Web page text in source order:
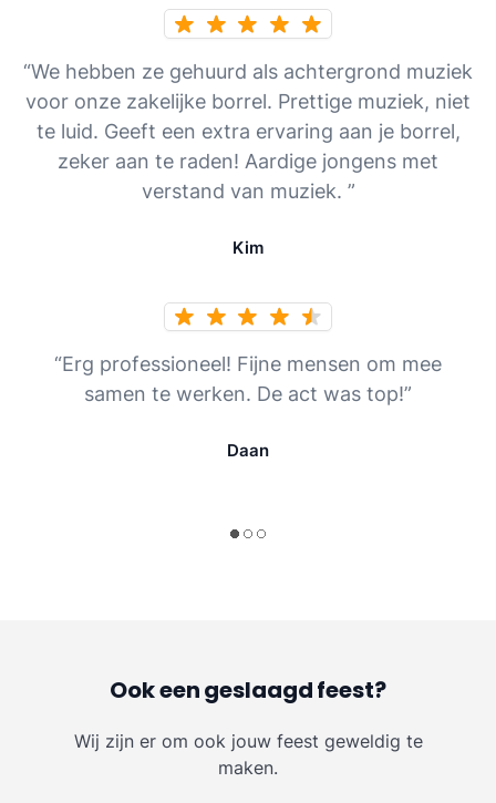
“We hebben ze gehuurd als achtergrond muziek
voor onze zakelijke borrel. Prettige muziek, niet
te luid. Geeft een extra ervaring aan je borrel,
zeker aan te raden! Aardige jongens met
verstand van muziek. ”
Kim
“Erg professioneel! Fijne mensen om mee
samen te werken. De act was top!”
Daan
Ook een geslaagd feest?
Wij zijn er om ook jouw feest geweldig te
maken.